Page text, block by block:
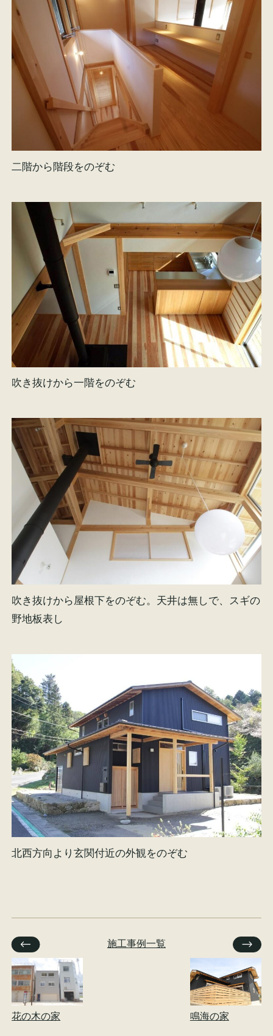
二階から階段をのぞむ
吹き抜けから一階をのぞむ
吹き抜けから屋根下をのぞむ。天井は無しで、スギの
野地板表し
北西方向より玄関付近の外観をのぞむ
花の木の家
施工事例一覧
鳴海の家